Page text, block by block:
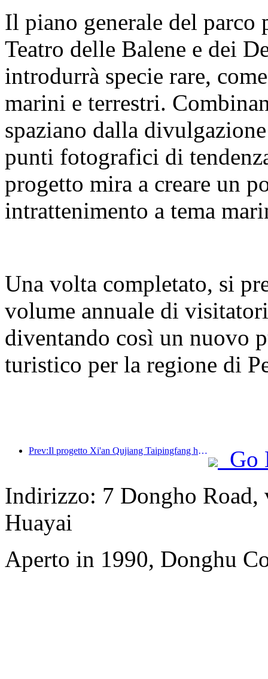
Il piano generale del
Teatro delle Balene e dei
introdurrà specie rare,
marini e terrestri.
spaziano dalla
punti fotografici di
progetto mira a creare un
intrattenimento a tema
Una volta completato, si
volume annuale di
diventando così un nuovo
turistico per la regione di
Prev:Il progetto Xi'an Qujiang Taipingfang ha ufficialmente preso il via, con un'area edificabile totale di 137.000 metri quadrati.
Go
Indirizzo: 7 Dongho Road,
Huayai
Aperto in 1990, Donghu